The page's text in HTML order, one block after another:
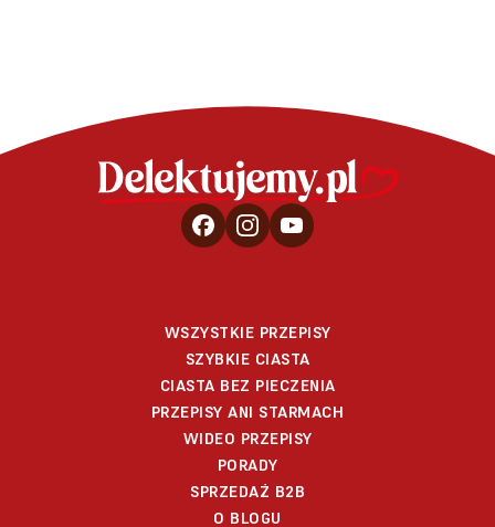
WSZYSTKIE PRZEPISY
SZYBKIE CIASTA
CIASTA BEZ PIECZENIA
PRZEPISY ANI STARMACH
WIDEO PRZEPISY
PORADY
SPRZEDAŻ B2B
O BLOGU